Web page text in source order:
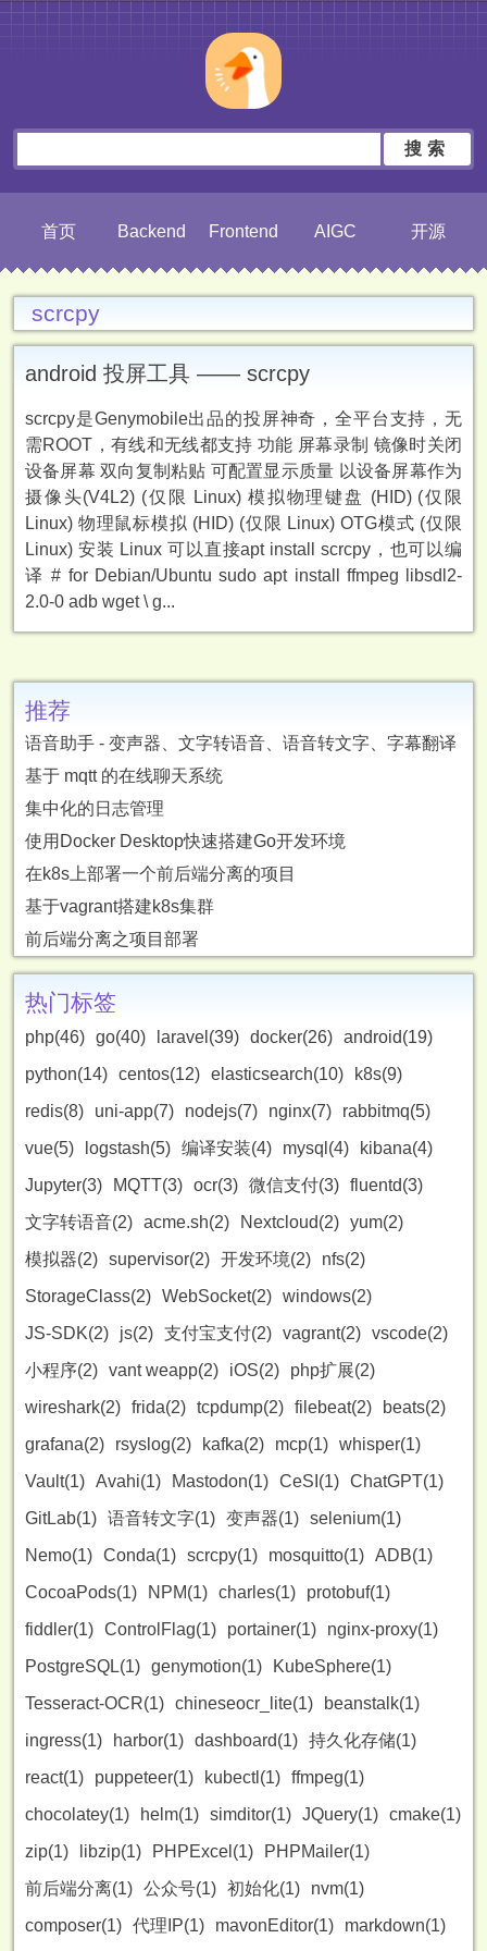
搜索
首页 Backend Frontend AIGC 开源
scrcpy
android 投屏工具 —— scrcpy
scrcpy是Genymobile出品的投屏神奇，全平台支持，无
需ROOT，有线和无线都支持 功能 屏幕录制 镜像时关闭
设备屏幕 双向复制粘贴 可配置显示质量 以设备屏幕作为
摄像头(V4L2) (仅限 Linux) 模拟物理键盘 (HID) (仅限
Linux) 物理鼠标模拟 (HID) (仅限 Linux) OTG模式 (仅限
Linux) 安装 Linux 可以直接apt install scrcpy，也可以编
译 # for Debian/Ubuntu sudo apt install ffmpeg libsdl2-
2.0-0 adb wget \ g...
推荐
语音助手 - 变声器、文字转语音、语音转文字、字幕翻译
基于 mqtt 的在线聊天系统
集中化的日志管理
使用Docker Desktop快速搭建Go开发环境
在k8s上部署一个前后端分离的项目
基于vagrant搭建k8s集群
前后端分离之项目部署
热门标签
php(46) go(40) laravel(39) docker(26) android(19)
python(14) centos(12) elasticsearch(10)
k8s(9)
redis(8)
uni-app(7) nodejs(7) nginx(7)
rabbitmq(5)
vue(5)
logstash(5) 编译安装(4) mysql(4)
kibana(4)
Jupyter(3)
MQTT(3) ocr(3) 微信支付(3) fluentd(3)
文字转语音(2) acme.sh(2) Nextcloud(2) yum(2)
模拟器(2) supervisor(2) 开发环境(2)
nfs(2)
StorageClass(2) WebSocket(2) windows(2)
JS-SDK(2)
js(2) 支付宝支付(2) vagrant(2) vscode(2)
小程序(2) vant weapp(2) iOS(2)
php扩展(2)
wireshark(2) frida(2) tcpdump(2) filebeat(2)
beats(2)
grafana(2)
rsyslog(2) kafka(2) mcp(1) whisper(1)
Vault(1) Avahi(1) Mastodon(1) CeSI(1) ChatGPT(1)
GitLab(1) 语音转文字(1) 变声器(1) selenium(1)
Nemo(1) Conda(1) scrcpy(1) mosquitto(1) ADB(1)
CocoaPods(1)
NPM(1) charles(1)
protobuf(1)
fiddler(1) ControlFlag(1) portainer(1)
nginx-proxy(1)
PostgreSQL(1) genymotion(1)
KubeSphere(1)
Tesseract-OCR(1) chineseocr_lite(1)
beanstalk(1)
ingress(1)
harbor(1) dashboard(1) 持久化存储(1)
react(1)
puppeteer(1) kubectl(1) ffmpeg(1)
chocolatey(1)
helm(1) simditor(1) JQuery(1) cmake(1)
zip(1)
libzip(1) PHPExcel(1)
PHPMailer(1)
前后端分离(1) 公众号(1) 初始化(1)
nvm(1)
composer(1) 代理IP(1) mavonEditor(1) markdown(1)